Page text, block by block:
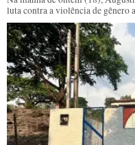
luta contra a violência de gênero